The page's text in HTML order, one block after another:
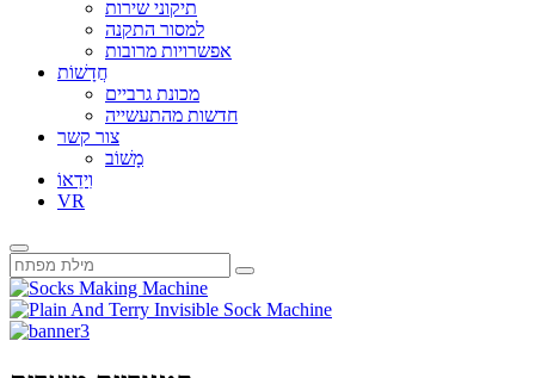
תיקוני שירות
למסור התקנה
אפשרויות מרובות
חֲדָשׁוֹת
מכונת גרביים
חדשות מהתעשייה
צור קשר
מָשׁוֹב
וִידֵאוֹ
VR